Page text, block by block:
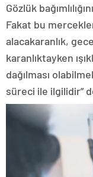
Gözlük
Fakat bu
alacakaranlık,
karanlıktayken
dağılması
süreci ile ilgilidir”